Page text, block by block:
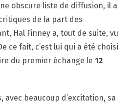
obscure liste de diffusion, il a
de la part des
Hal Finney a, tout de suite, vu
ce fait, c’est lui qui a été choisi
du premier échange le 12
avec beaucoup d’excitation, sa